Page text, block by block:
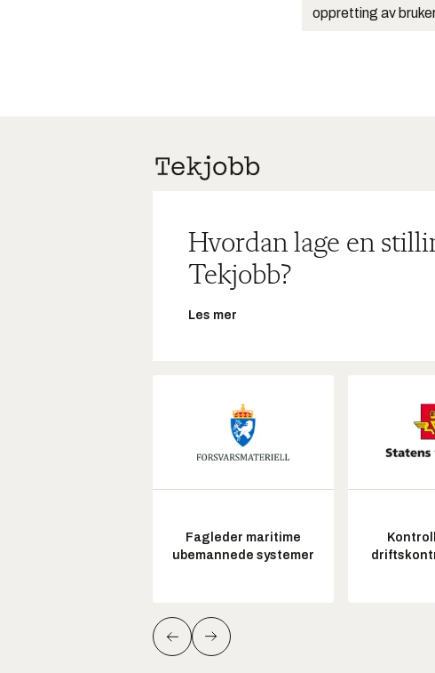
oppretting av
Hvordan lage en
Tekjobb?
Les mer
Fagleder maritime
ubemannede systemer